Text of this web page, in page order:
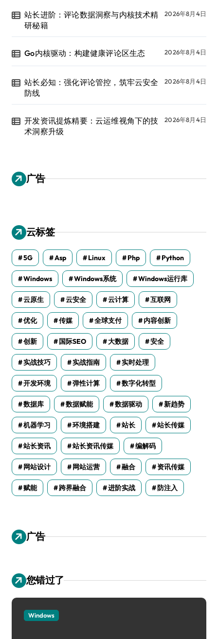
站长进阶：评论数据洞察与内核技术精
研秘籍
2026年8月4日
Go内核驱动：构建健康评论区生态 2026年8月4日
站长必知：强化评论管控，筑牢云安全
防线
2026年8月4日
开发资讯提炼精要：云运维视角下的技
术洞察升级
2026年8月4日
广告
云标签
5G Asp Linux Php Python
Windows Windows系统 Windows运行库
云原生 云安全 云计算 互联网
优化 传媒 全球支付 内容创新
创新 国际SEO 大数据 安全
实战技巧 实战指南 实时处理
开发环境 弹性计算 数字化转型
数据库 数据赋能 数据驱动 新趋势
机器学习 环境搭建 站长 站长传媒
站长资讯 站长资讯传媒 编解码
网站设计 网站运营 融合 资讯传媒
赋能 跨界融合 进阶实战 防注入
广告
您错过了
Windows